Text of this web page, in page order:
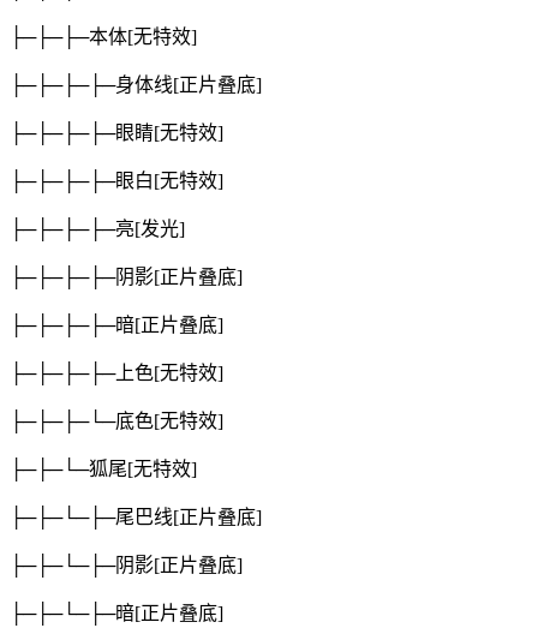
├─├─├─本体[无特效]
├─├─├─├─身体线[正片叠底]
├─├─├─├─眼睛[无特效]
├─├─├─├─眼白[无特效]
├─├─├─├─亮[发光]
├─├─├─├─阴影[正片叠底]
├─├─├─├─暗[正片叠底]
├─├─├─├─上色[无特效]
├─├─├─└─底色[无特效]
├─├─└─狐尾[无特效]
├─├─└─├─尾巴线[正片叠底]
├─├─└─├─阴影[正片叠底]
├─├─└─├─暗[正片叠底]